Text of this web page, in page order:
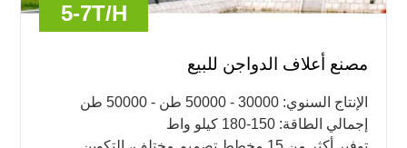
5-7T/H
مصنع أعلاف الدواجن للبيع
الإنتاج السنوي: 30000 - 50000 طن - 50000 طن
إجمالي الطاقة: 150-180 كيلو واط